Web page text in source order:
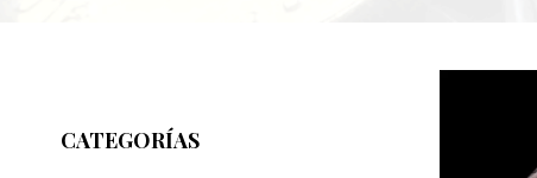
CATEGORÍAS